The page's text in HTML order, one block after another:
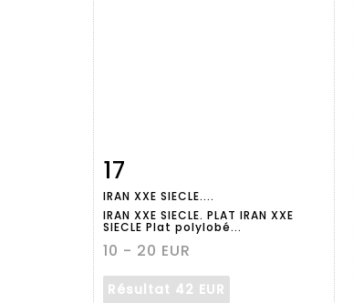
17
IRAN XXE SIECLE....
IRAN XXE SIECLE. PLAT IRAN XXE
SIECLE Plat polylobé...
10 - 20 EUR
Résultat 42 EUR